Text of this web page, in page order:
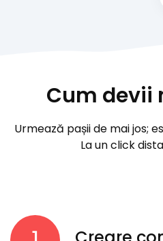
Cum devii
Urmează pașii de mai jos;
La un click